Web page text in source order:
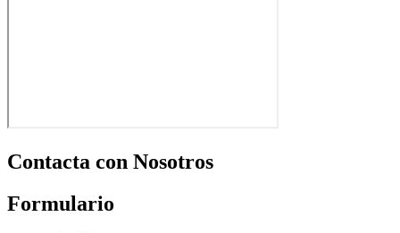
Contacta con Nosotros
Formulario